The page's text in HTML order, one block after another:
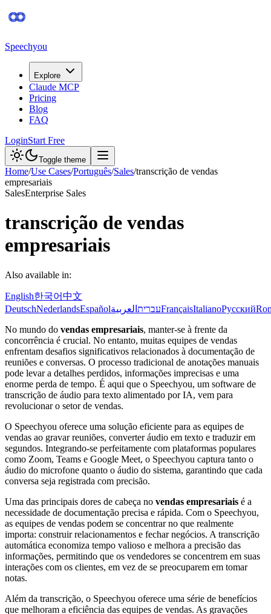
Speechyou
Explore
Claude MCP
Pricing
Blog
FAQ
LoginStart Free
Toggle theme
Home/Use Cases/Português/Sales/transcrição de vendas
empresariais
SalesEnterprise Sales
transcrição de vendas
empresariais
Also available in:
English한국어中文
DeutschNederlandsEspañol עברית العربية FrançaisItalianoРусский
No mundo do vendas empresariais, manter-se à frente da
concorrência é crucial. No entanto, muitas equipes de vendas
enfrentam desafios significativos relacionados à documentação de
reuniões e conversas. O processo tradicional de anotações manuais
pode levar a detalhes perdidos, informações imprecisas e uma
enorme perda de tempo. É aqui que o Speechyou, um software de
transcrição de áudio para texto alimentado por IA, vem para
revolucionar o setor de vendas.
O Speechyou oferece uma solução eficiente para as equipes de
vendas ao gravar reuniões, converter áudio em texto e traduzir em
segundos. Integrando-se perfeitamente com plataformas populares
como Zoom, Teams e Google Meet, o Speechyou captura tanto o
áudio do microfone quanto o áudio do sistema, garantindo que cada
conversa seja registrada com precisão.
Uma das principais dores de cabeça no vendas empresariais é a
necessidade de documentação precisa e rápida. Com o Speechyou,
as equipes de vendas podem se concentrar no que realmente
importa: construir relacionamentos e fechar negócios. A transcrição
automática economiza tempo valioso e melhora a precisão das
informações, permitindo que os vendedores se concentrem em suas
interações com os clientes, em vez de se preocuparem em tomar
notas.
Além da transcrição, o Speechyou oferece uma série de benefícios
que melhoram a eficiência das equipes de vendas. As gravações